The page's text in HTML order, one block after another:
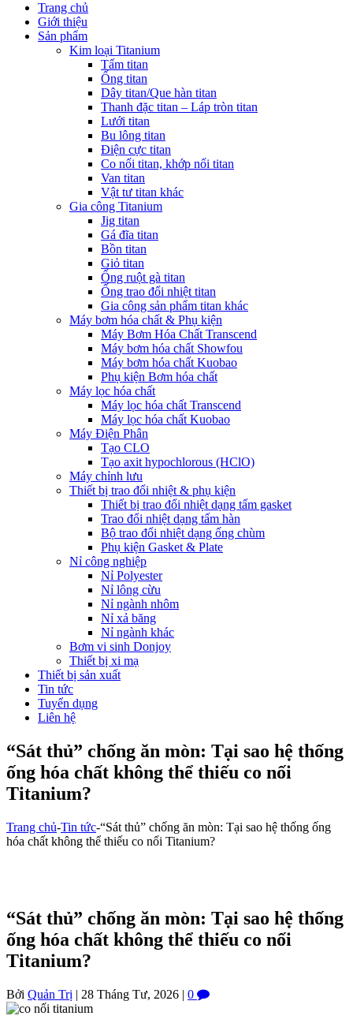
Trang chủ
Giới thiệu
Sản phẩm
Kim loại Titanium
Tấm titan
Ống titan
Dây titan/Que hàn titan
Thanh đặc titan – Láp tròn titan
Lưới titan
Bu lông titan
Điện cực titan
Co nối titan, khớp nối titan
Van titan
Vật tư titan khác
Gia công Titanium
Jig titan
Gá đĩa titan
Bồn titan
Giỏ titan
Ống ruột gà titan
Ống trao đổi nhiệt titan
Gia công sản phẩm titan khác
Máy bơm hóa chất & Phụ kiện
Máy Bơm Hóa Chất Transcend
Máy bơm hóa chất Showfou
Máy bơm hóa chất Kuobao
Phụ kiện Bơm hóa chất
Máy lọc hóa chất
Máy lọc hóa chất Transcend
Máy lọc hóa chất Kuobao
Máy Điện Phân
Tạo CLO
Tạo axit hypochlorous (HClO)
Máy chỉnh lưu
Thiết bị trao đổi nhiệt & phụ kiện
Thiết bị trao đổi nhiệt dạng tấm gasket
Trao đổi nhiệt dạng tấm hàn
Bộ trao đổi nhiệt dạng ống chùm
Phụ kiện Gasket & Plate
Nỉ công nghiệp
Nỉ Polyester
Nỉ lông cừu
Nỉ ngành nhôm
Nỉ xả băng
Nỉ ngành khác
Bơm vi sinh Donjoy
Thiết bị xi mạ
Thiết bị sản xuất
Tin tức
Tuyển dụng
Liên hệ
“Sát thủ” chống ăn mòn: Tại sao hệ thống
ống hóa chất không thể thiếu co nối
Titanium?
Trang chủ-Tin tức-“Sát thủ” chống ăn mòn: Tại sao hệ thống ống
hóa chất không thể thiếu co nối Titanium?
“Sát thủ” chống ăn mòn: Tại sao hệ thống
ống hóa chất không thể thiếu co nối
Titanium?
Bởi Quản Trị | 28 Tháng Tư, 2026 | 0